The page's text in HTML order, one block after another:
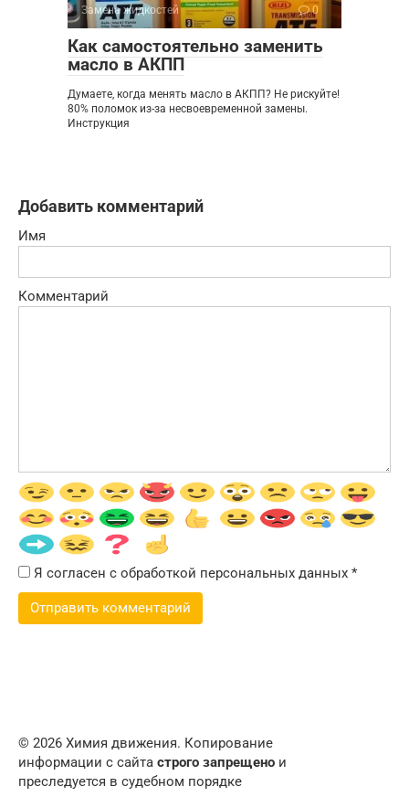
Замена жидкостей 0
Как самостоятельно заменить
масло в АКПП
Думаете, когда менять масло в АКПП? Не рискуйте!
80% поломок из-за несвоевременной замены.
Инструкция
Добавить комментарий
Имя
Комментарий
Я согласен с обработкой персональных данных *
© 2026 Химия движения. Копирование
информации с сайта строго запрещено и
преследуется в судебном порядке